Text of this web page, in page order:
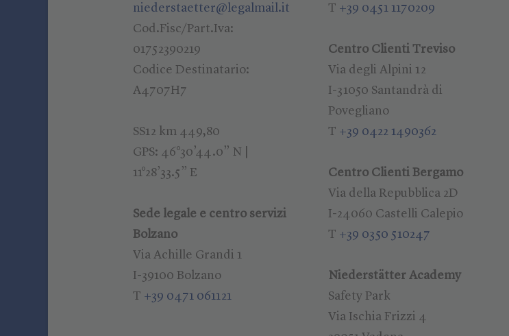
niederstaetter@legalmail.it
Cod.Fisc/Part.Iva:
01752390219
Codice Destinatario:
A4707H7
SS12 km 449,80
GPS: 46°30’44.0” N |
11°28’33.5” E
Sede legale e centro servizi
Bolzano
Via Achille Grandi 1
I-39100 Bolzano
T +39 0471 061121
T +39 0451 1170209
Centro Clienti Treviso
Via degli Alpini 12
I-31050 Santandrà di
Povegliano
T +39 0422 1490362
Centro Clienti Bergamo
Via della Repubblica 2D
I-24060 Castelli Calepio
T +39 0350 510247
Niederstätter Academy
Safety Park
Via Ischia Frizzi 4